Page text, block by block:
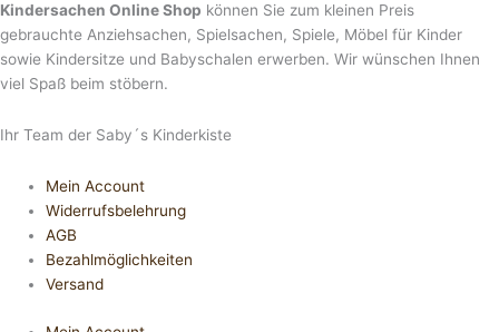
Kindersachen Online Shop können Sie zum kleinen Preis
gebrauchte Anziehsachen, Spiel­sachen, Spiele, Möbel für Kinder
sowie Kindersitze und Babyschalen erwerben. Wir wünschen Ihnen
viel Spaß beim stöbern.
Ihr Team der Saby´s Kinderkiste
Mein Account
Widerrufsbelehrung
AGB
Bezahlmöglichkeiten
Versand